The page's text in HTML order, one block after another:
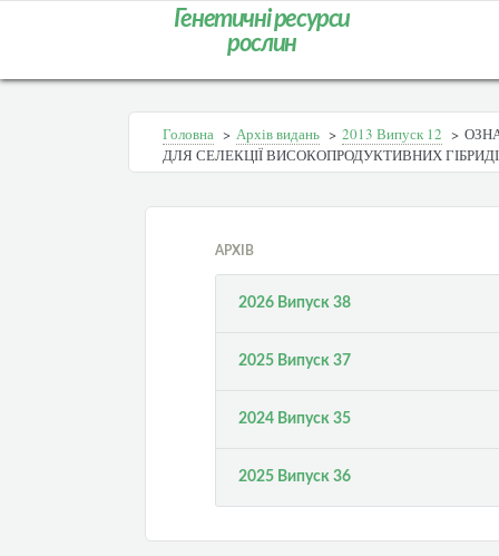
Генетичні ресурси
рослин
Головна > Архів видань > 2013 Випуск 12 >
ДЛЯ СЕЛЕКЦІЇ ВИСОКОПРОДУКТИВНИХ
АРХІВ
2026 Випуск 38
2025 Випуск 37
2024 Випуск 35
2025 Випуск 36